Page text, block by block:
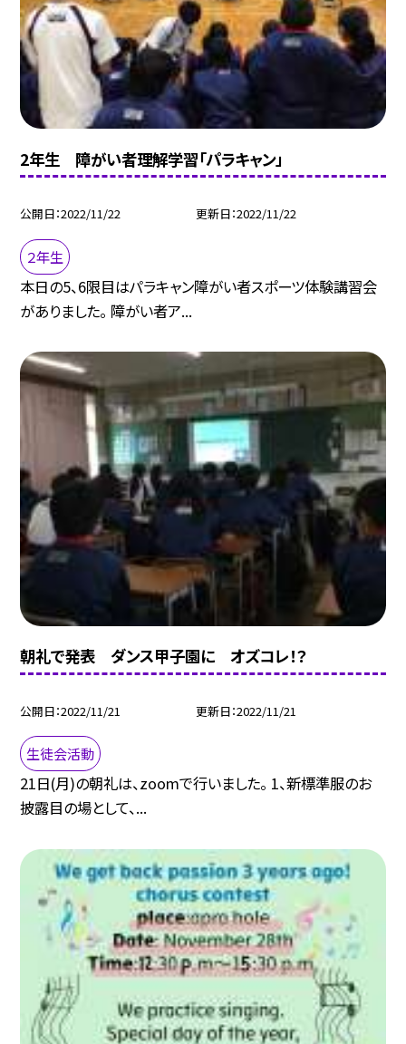
2年生 障がい者理解学習「パラキャン」
公開日 2022/11/22 更新日 2022/11/22
２年生
本日の5、6限目はパラキャン障がい者スポーツ体験講習会
がありました。 障がい者ア...
朝礼で発表 ダンス甲子園に オズコレ！？
公開日 2022/11/21 更新日 2022/11/21
生徒会活動
21日(月)の朝礼は、zoomで行いました。 1、新標準服のお
披露目の場として、...